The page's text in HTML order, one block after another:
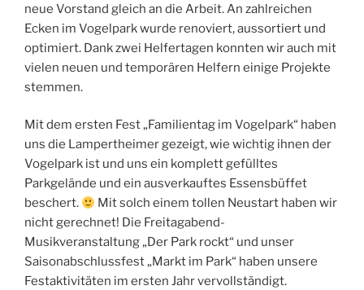
neue Vorstand gleich an die Arbeit. An zahlreichen
Ecken im Vogelpark wurde renoviert, aussortiert und
optimiert. Dank zwei Helfertagen konnten wir auch mit
vielen neuen und temporären Helfern einige Projekte
stemmen.
Mit dem ersten Fest „Familientag im Vogelpark“ haben
uns die Lampertheimer gezeigt, wie wichtig ihnen der
Vogelpark ist und uns ein komplett gefülltes
Parkgelände und ein ausverkauftes Essensbüffet
beschert.
Mit solch einem tollen Neustart haben wir
nicht gerechnet! Die Freitagabend-
Musikveranstaltung „Der Park rockt“ und unser
Saisonabschlussfest „Markt im Park“ haben unsere
Festaktivitäten im ersten Jahr vervollständigt.